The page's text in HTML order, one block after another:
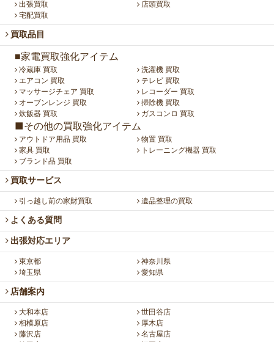
出張買取
店頭買取
宅配買取
買取品目
■家電買取強化アイテム
冷蔵庫 買取
洗濯機 買取
エアコン 買取
テレビ 買取
マッサージチェア 買取
レコーダー 買取
オーブンレンジ 買取
掃除機 買取
炊飯器 買取
ガスコンロ 買取
■その他の買取強化アイテム
アウトドア用品 買取
物置 買取
家具 買取
トレーニング機器 買取
ブランド品 買取
買取サービス
引っ越し前の家財買取 遺品整理の買取
よくある質問
出張対応エリア
東京都
神奈川県
埼玉県
愛知県
店舗案内
大和本店
世田谷店
相模原店
厚木店
藤沢店
名古屋店